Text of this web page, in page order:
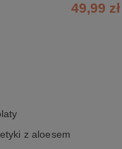
49,99 zł
z aloesem